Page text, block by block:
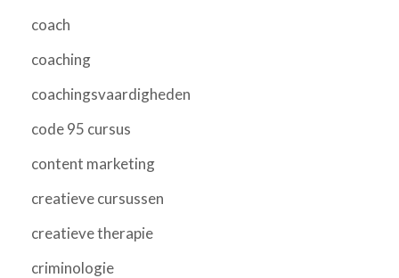
coach
coaching
coachingsvaardigheden
code 95 cursus
content marketing
creatieve cursussen
creatieve therapie
criminologie